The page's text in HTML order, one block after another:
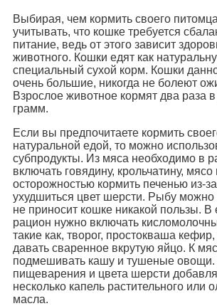
Выбирая, чем кормить своего
учитывать, что кошке требуется
питание, ведь от этого зависит
животного. Кошки едят как
специальный сухой корм. Кошки
очень большие, никогда не болеют
Взрослое животное кормят два раза
грамм.
Если вы предпочитаете кормить
натуральной едой, то можно
субпродукты. Из мяса необходимо в
включать говядину, крольчатину,
осторожностью кормить печенью из-
ухудшиться цвет шерсти. Рыбу можно
не приносит кошке никакой пользы.
рацион нужно включать
такие как, творог, простокваша
давать сваренное вкрутую яйцо. К
подмешивать кашу и тушеные овощи.
пищеварения и цвета шерсти
несколько капель растительного или
масла.